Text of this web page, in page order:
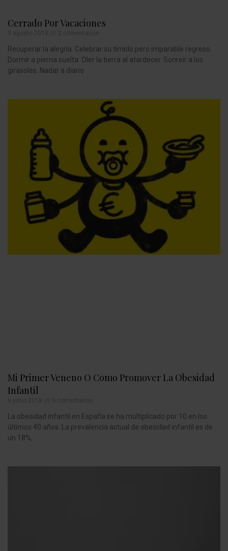
Cerrado Por Vacaciones
Recuperar la alegría. Celebrar su tímido pero imparable regreso.
Dormir a pierna suelta. Oler la tierra al atardecer. Sonreír a los
girasoles. Nadar a diario
Mi Primer Veneno O Como Promover La Obesidad
Infantil
La obesidad infantil en España se ha multiplicado por 10 en los
últimos 40 años. La prevalencia actual de obesidad infantil es de
un 18%,